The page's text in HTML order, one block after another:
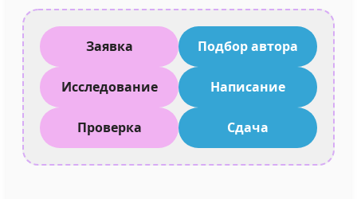
Заявка Подбор автора
Исследование Написание
Проверка Сдача